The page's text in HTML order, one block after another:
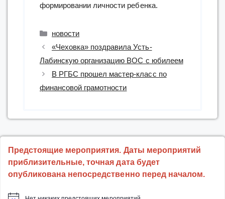
формировании личности ребенка.
Рубрики
новости
«Чеховка» поздравила Усть-
Лабинскую организацию ВОС с юбилеем
В РГБС прошел мастер-класс по
финансовой грамотности
Предстоящие мероприятия. Даты мероприятий
приблизительные, точная дата будет
опубликована непосредственно перед началом.